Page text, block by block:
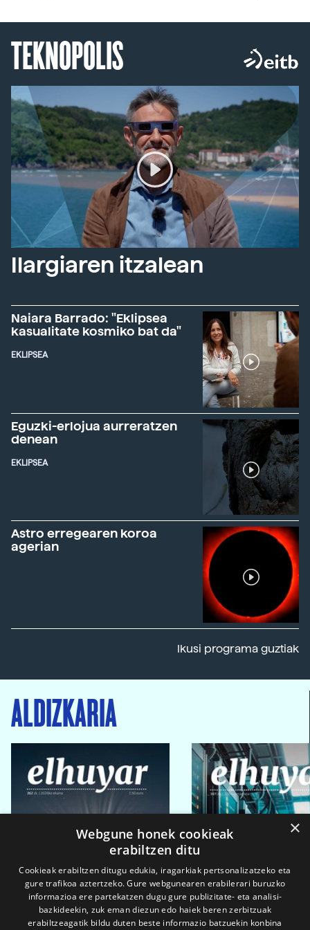
TEKNOPOLIS
Ilargiaren itzalean
Naiara Barrado: "Eklipsea
kasualitate kosmiko bat da"
EKLIPSEA
Eguzki-erlojua aurreratzen
denean
EKLIPSEA
Astro erregearen koroa
agerian
Ikusi programa guztiak
ALDIZKARIA
×
Webgune honek cookieak
erabiltzen ditu
Cookieak erabiltzen ditugu edukia, iragarkiak pertsonalizatzeko eta
gure trafikoa aztertzeko. Gure webgunearen erabilerari buruzko
informazioa ere partekatzen dugu gure publizitate- eta analisi-
bazkideekin, zuk eman diezun edo haiek beren zerbitzuak
erabiltzeagatik bildu duten beste informazio batzuekin konbina